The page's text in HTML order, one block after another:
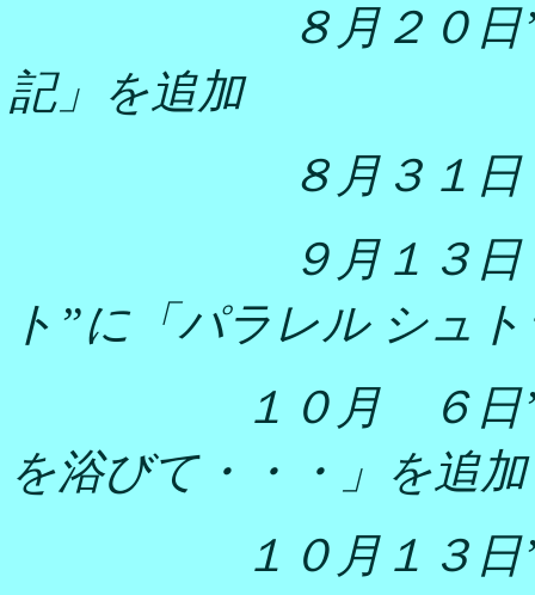
８月２０
記」を追加
８月３１
９月１３
ト”に「パラレル シュ
１０月 ６日
を浴びて・・・」を追加
１０月１３